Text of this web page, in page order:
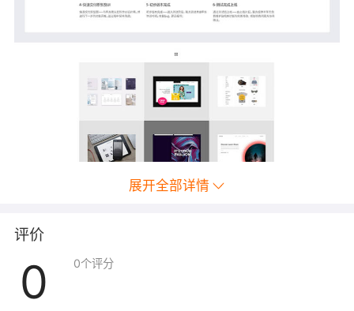
展开全部详情
评价
0 0个评分